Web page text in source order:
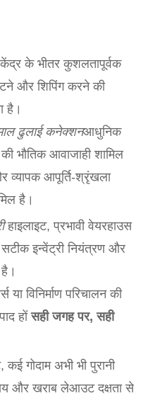
केंद्र के भीतर कुशलतापूर्वक
और शिपिंग करने की
है।
ढुलाई कनेक्शनआधुनिक
भौतिक आवाजाही शामिल
व्यापक आपूर्ति-श्रृंखला
है।
हाइलाइट, प्रभावी वेयरहाउस
इन्वेंट्री नियंत्रण और
विनिर्माण परिचालन की
होंसही जगह पर, सही
कई गोदाम अभी भी पुरानी
और खराब लेआउट दक्षता से